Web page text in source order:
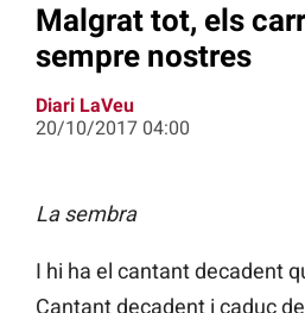
Malgrat tot, els
sempre nostres
Diari LaVeu
20/10/2017 04:00
La sembra
I hi ha el cantant decadent
Cantant decadent i caduc